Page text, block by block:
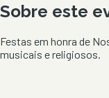
Sobre este
Festas em honra de
musicais e religiosos.